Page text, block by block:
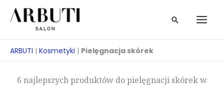
Przejdź
Szukaj
ARBUTI | Kosmetyki | Pielęgnacja skórek
6 najlepszych produktów do pielęgnacji skórek w